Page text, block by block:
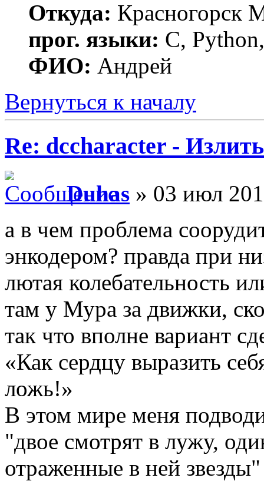
Откуда: Красногорск
прог. языки: C,
ФИО: Андрей
Вернуться к началу
Re: dccharacter -
Duhas » 03 июл
а в чем проблема
энкодером? правда при
лютая колебательность
там у Мура за движки,
так что вполне вариант
«Как сердцу выразить
ложь!»
В этом мире меня
"двое смотрят в лужу,
отраженные в ней звезды"